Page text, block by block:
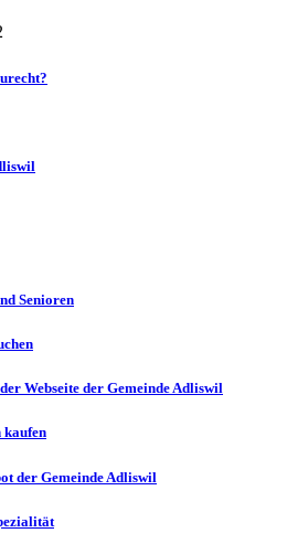
Senioren
Webseite der Gemeinde Adliswil
kaufen
der Gemeinde Adliswil